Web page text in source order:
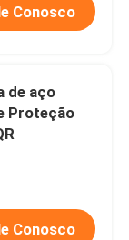
Conosco
de aço
Proteção
Conosco